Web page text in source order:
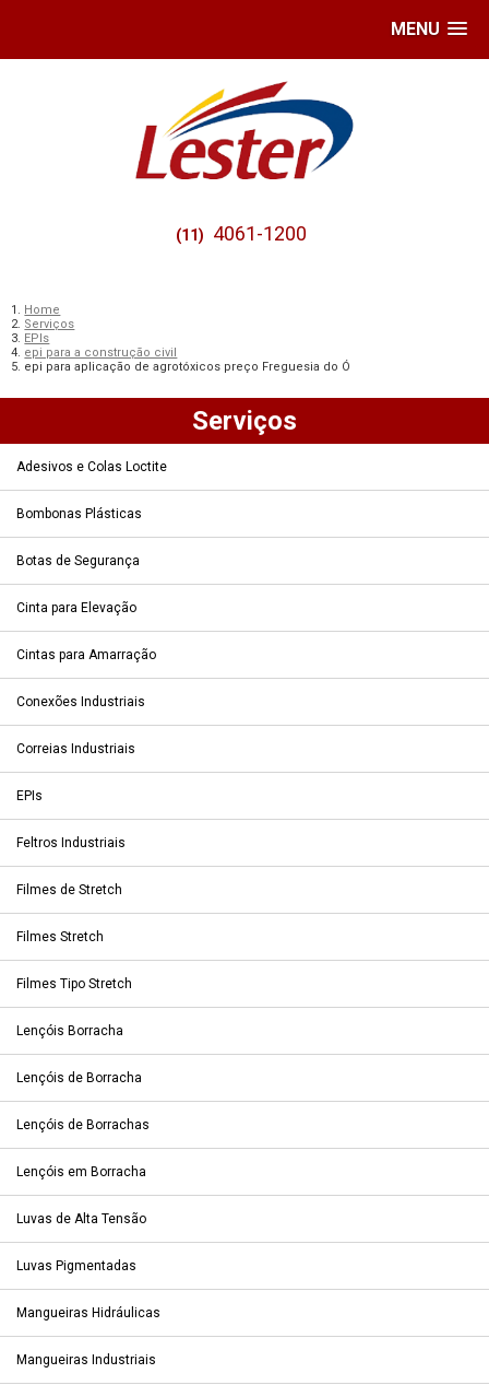
MENU
(11) 4061-1200
Home
Serviços
EPIs
epi para a construção civil
epi para aplicação de agrotóxicos preço Freguesia do Ó
Serviços
Adesivos e Colas Loctite
Bombonas Plásticas
Botas de Segurança
Cinta para Elevação
Cintas para Amarração
Conexões Industriais
Correias Industriais
EPIs
Feltros Industriais
Filmes de Stretch
Filmes Stretch
Filmes Tipo Stretch
Lençóis Borracha
Lençóis de Borracha
Lençóis de Borrachas
Lençóis em Borracha
Luvas de Alta Tensão
Luvas Pigmentadas
Mangueiras Hidráulicas
Mangueiras Industriais